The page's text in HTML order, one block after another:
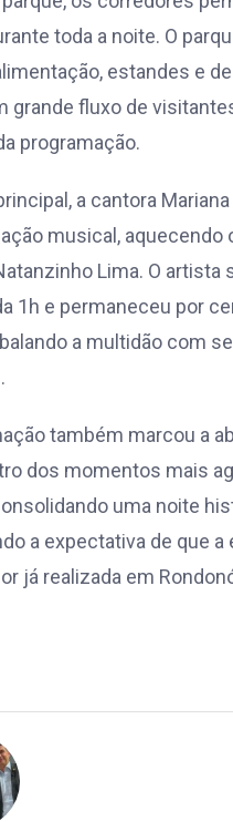
toda a noite. O
estandes e
grande fluxo de
programação.
a cantora
musical, aquecendo
Lima. O artista
1h e permaneceu por
a multidão com
também marcou a
dos momentos mais
uma noite
a expectativa de que a
já realizada em